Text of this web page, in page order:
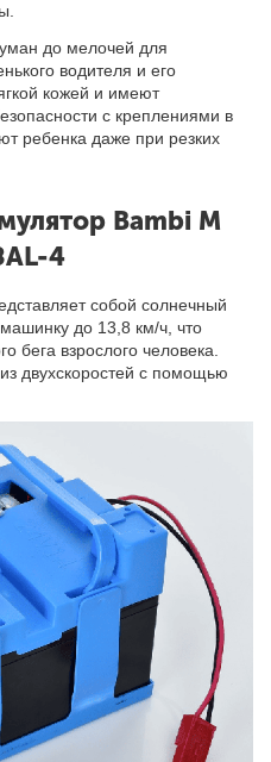
до мелочей для
водителя и его
кожей и имеют
с креплениями в
ребенка даже при резких
Bambi M
4
собой солнечный
до 13,8 км/ч, что
бега взрослого человека.
двухскоростей с помощью